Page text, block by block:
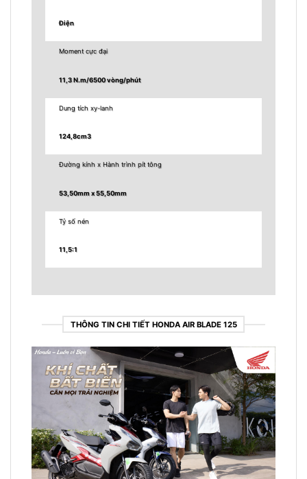
Điện
Moment cực đại
11,3 N.m/6500 vòng/phút
Dung tích xy-lanh
124,8cm3
Đường kính x Hành trình pít tông
53,50mm x 55,50mm
Tỷ số nén
11,5:1
THÔNG TIN CHI TIẾT HONDA AIR BLADE 125